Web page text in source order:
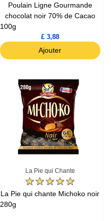
Poulain Ligne Gourmande
chocolat noir 70% de Cacao
100g
£ 3,88
Ajouter
La Pie qui Chante
La Pie qui chante Michoko noir
280g